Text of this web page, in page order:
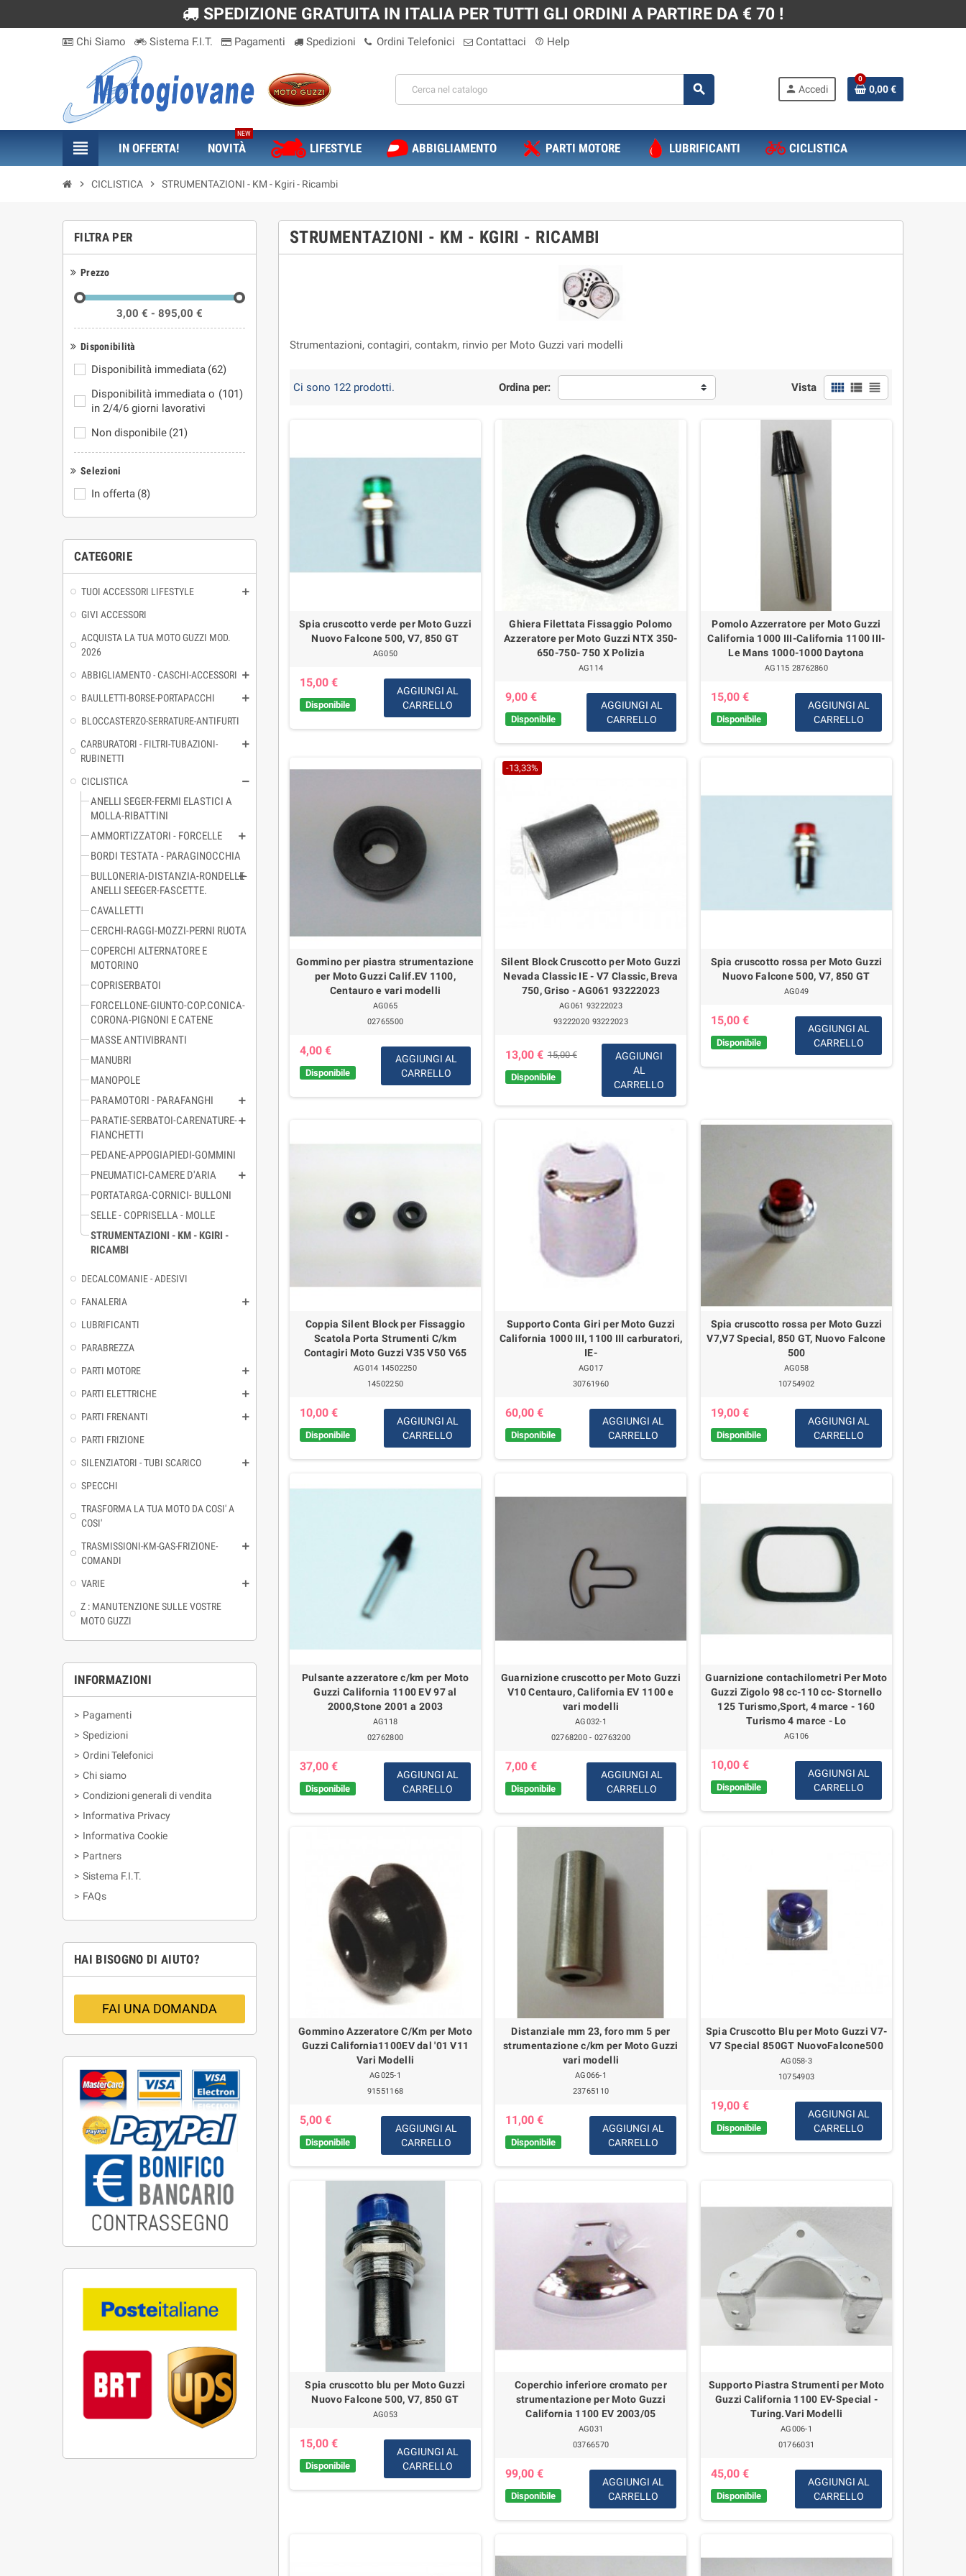
SPEDIZIONE GRATUITA IN ITALIA PER TUTTI GLI ORDINI A PARTIRE DA € 70 !
Chi Siamo Sistema F.I.T. Pagamenti Spedizioni Ordini Telefonici Contattaci help_outline Help
search person Accedi
0
0,00 €
view_headline IN OFFERTA! NOVITÀ
NEW
LIFESTYLE ABBIGLIAMENTO PARTI MOTORE LUBRIFICANTI CICLISTICA
chevron_right CICLISTICA chevron_right STRUMENTAZIONI - KM - Kgiri - Ricambi
FILTRA PER
Prezzo
3,00 € - 895,00 €
Disponibilità
Disponibilità immediata (62)
Disponibilità immediata o
in 2/4/6 giorni lavorativi
(101)
Non disponibile (21)
Selezioni
In offerta (8)
CATEGORIE
TUOI ACCESSORI LIFESTYLE
GIVI ACCESSORI
ACQUISTA LA TUA MOTO GUZZI MOD.
2026
ABBIGLIAMENTO - CASCHI-ACCESSORI
BAULLETTI-BORSE-PORTAPACCHI
BLOCCASTERZO-SERRATURE-ANTIFURTI
CARBURATORI - FILTRI-TUBAZIONI-
RUBINETTI
CICLISTICA
ANELLI SEGER-FERMI ELASTICI A
MOLLA-RIBATTINI
AMMORTIZZATORI - FORCELLE
BORDI TESTATA - PARAGINOCCHIA
BULLONERIA-DISTANZIA-RONDELLE-
ANELLI SEEGER-FASCETTE.
CAVALLETTI
CERCHI-RAGGI-MOZZI-PERNI RUOTA
COPERCHI ALTERNATORE E
MOTORINO
COPRISERBATOI
FORCELLONE-GIUNTO-COP.CONICA-
CORONA-PIGNONI E CATENE
MASSE ANTIVIBRANTI
MANUBRI
MANOPOLE
PARAMOTORI - PARAFANGHI
PARATIE-SERBATOI-CARENATURE-
FIANCHETTI
PEDANE-APPOGIAPIEDI-GOMMINI
PNEUMATICI-CAMERE D'ARIA
PORTATARGA-CORNICI- BULLONI
SELLE - COPRISELLA - MOLLE
STRUMENTAZIONI - KM - KGIRI -
RICAMBI
DECALCOMANIE - ADESIVI
FANALERIA
LUBRIFICANTI
PARABREZZA
PARTI MOTORE
PARTI ELETTRICHE
PARTI FRENANTI
PARTI FRIZIONE
SILENZIATORI - TUBI SCARICO
SPECCHI
TRASFORMA LA TUA MOTO DA COSI' A
COSI'
TRASMISSIONI-KM-GAS-FRIZIONE-
COMANDI
VARIE
Z : MANUTENZIONE SULLE VOSTRE
MOTO GUZZI
INFORMAZIONI
> Pagamenti
> Spedizioni
> Ordini Telefonici
> Chi siamo
> Condizioni generali di vendita
> Informativa Privacy
> Informativa Cookie
> Partners
> Sistema F.I.T.
> FAQs
HAI BISOGNO DI AIUTO?
FAI UNA DOMANDA
STRUMENTAZIONI - KM - KGIRI - RICAMBI
Strumentazioni, contagiri, contakm, rinvio per Moto Guzzi vari modelli
Ordina per: Vista view_comfy view_list view_headline
Ci sono 122 prodotti.
Spia cruscotto verde per Moto Guzzi
Nuovo Falcone 500, V7, 850 GT
AG050
15,00 €
Disponibile
AGGIUNGI AL
CARRELLO
Ghiera Filettata Fissaggio Polomo
Azzeratore per Moto Guzzi NTX 350-
650-750- 750 X Polizia
AG114
9,00 €
Disponibile
AGGIUNGI AL
CARRELLO
Pomolo Azzerratore per Moto Guzzi
California 1000 III-California 1100 III-
Le Mans 1000-1000 Daytona
AG115 28762860
15,00 €
Disponibile
AGGIUNGI AL
CARRELLO
Gommino per piastra strumentazione
per Moto Guzzi Calif.EV 1100,
Centauro e vari modelli
AG065
02765500
4,00 €
Disponibile
AGGIUNGI AL
CARRELLO
-13,33%
Silent Block Cruscotto per Moto Guzzi
Nevada Classic IE - V7 Classic, Breva
750, Griso - AG061 93222023
AG061 93222023
93222020 93222023
13,00 € 15,00 €
Disponibile
AGGIUNGI
AL
CARRELLO
Spia cruscotto rossa per Moto Guzzi
Nuovo Falcone 500, V7, 850 GT
AG049
15,00 €
Disponibile
AGGIUNGI AL
CARRELLO
Coppia Silent Block per Fissaggio
Scatola Porta Strumenti C/km
Contagiri Moto Guzzi V35 V50 V65
AG014 14502250
14502250
10,00 €
Disponibile
AGGIUNGI AL
CARRELLO
Supporto Conta Giri per Moto Guzzi
California 1000 III, 1100 III carburatori,
IE-
AG017
30761960
60,00 €
Disponibile
AGGIUNGI AL
CARRELLO
Spia cruscotto rossa per Moto Guzzi
V7,V7 Special, 850 GT, Nuovo Falcone
500
AG058
10754902
19,00 €
Disponibile
AGGIUNGI AL
CARRELLO
Pulsante azzeratore c/km per Moto
Guzzi California 1100 EV 97 al
2000,Stone 2001 a 2003
AG118
02762800
37,00 €
Disponibile
AGGIUNGI AL
CARRELLO
Guarnizione cruscotto per Moto Guzzi
V10 Centauro, California EV 1100 e
vari modelli
AG032-1
02768200 - 02763200
7,00 €
Disponibile
AGGIUNGI AL
CARRELLO
Guarnizione contachilometri Per Moto
Guzzi Zigolo 98 cc-110 cc- Stornello
125 Turismo,Sport, 4 marce - 160
Turismo 4 marce - Lo
AG106
10,00 €
Disponibile
AGGIUNGI AL
CARRELLO
Gommino Azzeratore C/Km per Moto
Guzzi California1100EV dal '01 V11
Vari Modelli
AG025-1
91551168
5,00 €
Disponibile
AGGIUNGI AL
CARRELLO
Distanziale mm 23, foro mm 5 per
strumentazione c/km per Moto Guzzi
vari modelli
AG066-1
23765110
11,00 €
Disponibile
AGGIUNGI AL
CARRELLO
Spia Cruscotto Blu per Moto Guzzi V7-
V7 Special 850GT NuovoFalcone500
AG058-3
10754903
19,00 €
Disponibile
AGGIUNGI AL
CARRELLO
Spia cruscotto blu per Moto Guzzi
Nuovo Falcone 500, V7, 850 GT
AG053
15,00 €
Disponibile
AGGIUNGI AL
CARRELLO
Coperchio inferiore cromato per
strumentazione per Moto Guzzi
California 1100 EV 2003/05
AG031
03766570
99,00 €
Disponibile
AGGIUNGI AL
CARRELLO
Supporto Piastra Strumenti per Moto
Guzzi California 1100 EV-Special -
Turing.Vari Modelli
AG006-1
01766031
45,00 €
Disponibile
AGGIUNGI AL
CARRELLO